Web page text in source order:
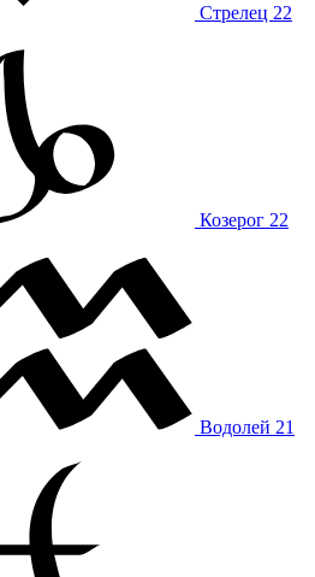
Стрелец 22
Козерог 22
Водолей 21